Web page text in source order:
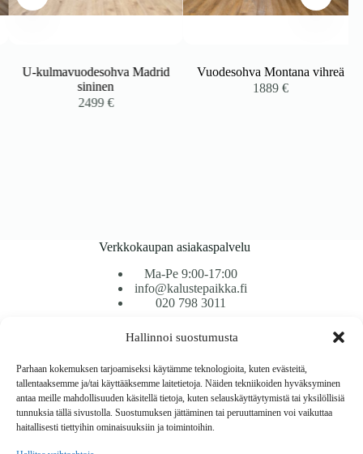
Hallinnoi suostumusta
Parhaan kokemuksen tarjoamiseksi käytämme teknologioita, kuten evästeitä,
tallentaaksemme ja/tai käyttääksemme laitetietoja. Näiden tekniikoiden hyväksyminen
antaa meille mahdollisuuden käsitellä tietoja, kuten selauskäyttäytymistä tai yksilöllisiä
tunnuksia tällä sivustolla. Suostumuksen jättäminen tai peruuttaminen voi vaikuttaa
haitallisesti tiettyihin ominaisuuksiin ja toimintoihin.
U-kulmavuodesohva Madrid
sininen
2499€
Vuodesohva Montana vihreä
1889€
Verkkokaupan asiakaspalvelu
Ma-Pe 9:00-17:00
info@kalustepaikka.fi
020 798 3011
Tavarantoimitus / Maksutavat
Toimitustavat
Maksutavat
Vaihto ja palautus
Reklamaatiot